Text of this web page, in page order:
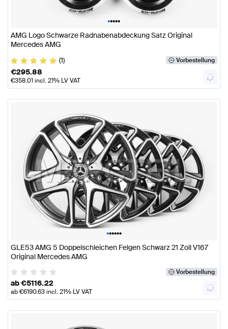
•••••
AMG Logo Schwarze Radnabenabdeckung Satz Original
Mercedes AMG
(1)
Vorbestellung
€295.88
€358.01incl. 21% LV VAT
••••••
GLE53 AMG 5 Doppelschleichen Felgen Schwarz 21 Zoll V167
Original Mercedes AMG
Vorbestellung
ab€5116.22
ab€6190.63incl. 21% LV VAT